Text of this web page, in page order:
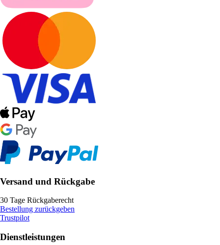
Versand und Rückgabe
30 Tage Rückgaberecht
Bestellung zurückgeben
Trustpilot
Dienstleistungen